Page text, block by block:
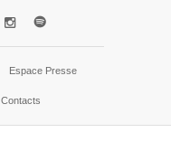
Espace Presse
Contacts